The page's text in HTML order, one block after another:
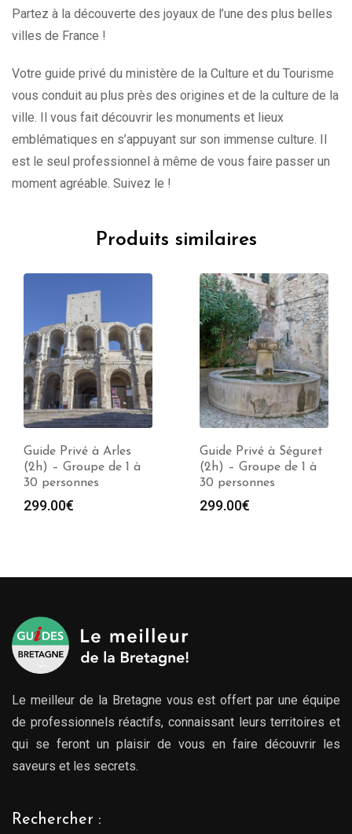
Partez à la découverte des joyaux de l’une des plus belles
villes de France !
Votre guide privé du ministère de la Culture et du Tourisme
vous conduit au plus près des origines et de la culture de la
ville. Il vous fait découvrir les monuments et lieux
emblématiques en s’appuyant sur son immense culture. Il
est le seul professionnel à même de vous faire passer un
moment agréable. Suivez le !
Produits similaires
Guide Privé à Arles
(2h) – Groupe de 1 à
30 personnes
299.00€
Guide Privé à Séguret
(2h) – Groupe de 1 à
30 personnes
299.00€
Le meilleur de la Bretagne vous est offert par une équipe
de professionnels réactifs, connaissant leurs territoires et
qui se feront un plaisir de vous en faire découvrir les
saveurs et les secrets.
Rechercher :